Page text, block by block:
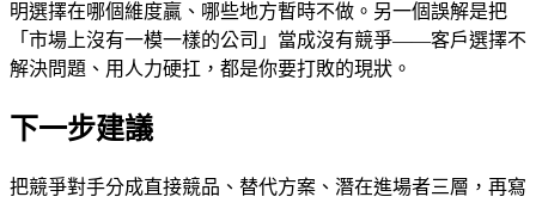
明選擇在哪個維度贏、哪些地方暫時不做。另一個誤解是把
「市場上沒有一模一樣的公司」當成沒有競爭——客戶選擇不
解決問題、用人力硬扛，都是你要打敗的現狀。
下一步建議
把競爭對手分成直接競品、替代方案、潛在進場者三層，再寫